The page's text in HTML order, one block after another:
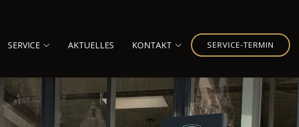
SERVICE AKTUELLES KONTAKT SERVICE-TERMIN